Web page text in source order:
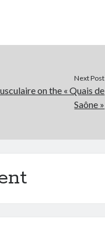
Next Post
on the « Quais de
Saône »